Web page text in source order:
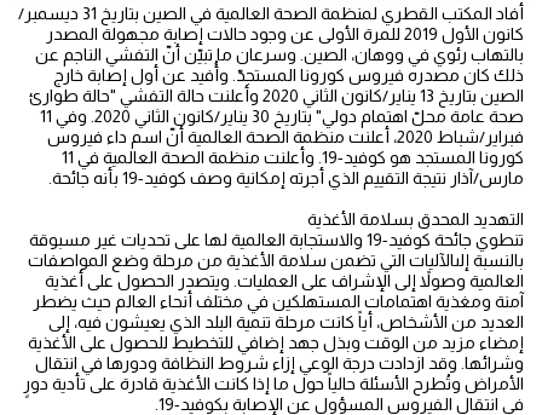
أفاد المكتب القطري لمنظمة الصحة العالمية في الصين بتاريخ 31 ديسمبر/
كانون الأول 2019 للمرة الأولى عن وجود حالات إصابة مجهولة المصدر
بالتهاب رئوي في ووهان، الصين. وسرعان ما تبيّن أنّ التفشي الناجم عن
ذلك كان مصدره فيروس كورونا المستجدّ. وأُفيد عن أول إصابة خارج
الصين بتاريخ 13 يناير/كانون الثاني 2020 وأعلنت حالة التفشي "حالة طوارئ
صحة عامة محلّ اهتمام دولي" بتاريخ 30 يناير/كانون الثاني 2020. وفي 11
فبراير/شباط 2020، أعلنت منظمة الصحة العالمية أنّ اسم داء فيروس
كورونا المستجد هو كوفيد-19. وأعلنت منظمة الصحة العالمية في 11
مارس/آذار نتيجة التقييم الذي أجرته إمكانية وصف كوفيد-19 بأنه جائحة.
التهديد المحدق بسلامة الأغذية
تنطوي جائحة كوفيد-19 والاستجابة العالمية لها على تحديات غير مسبوقة
بالنسبة إلىالآليات التي تضمن سلامة الأغذية من مرحلة وضع المواصفات
العالمية وصولاً إلى الإشراف على العمليات. ويتصدر الحصول على أغذية
آمنة ومغذية اهتمامات المستهلكين في مختلف أنحاء العالم حيث يضطر
العديد من الأشخاص، أياً كانت مرحلة تنمية البلد الذي يعيشون فيه، إلى
إمضاء مزيد من الوقت وبذل جهد إضافي للتخطيط للحصول على الأغذية
وشرائها. وقد ازدادت درجة الوعي إزاء شروط النظافة ودورها في انتقال
الأمراض وتُطرح الأسئلة حالياً حول ما إذا كانت الأغذية قادرة على تأدية دورٍ
في انتقال الفيروس المسؤول عن الإصابة بكوفيد-19.